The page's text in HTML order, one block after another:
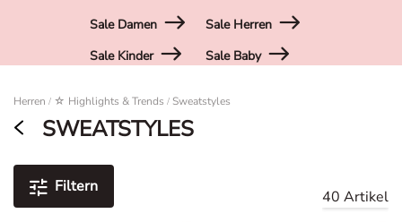
Sale Damen
Sale Herren
Sale Kinder
Sale Baby
Herren / ☆ Highlights & Trends / Sweatstyles
SWEATSTYLES
Filtern
40 Artikel